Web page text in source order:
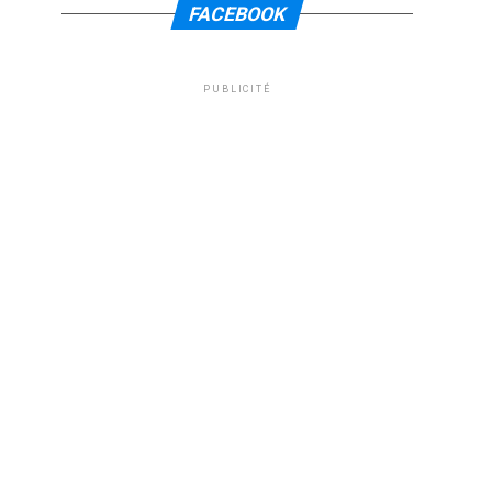
FACEBOOK
PUBLICITÉ